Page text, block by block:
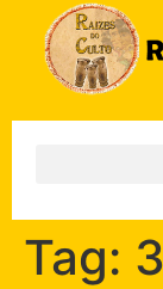
Tag: 3